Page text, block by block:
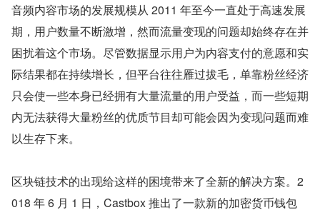
音频内容市场的发展规模从 2011 年至今一直处于高速发展
期，用户数量不断激增，然而流量变现的问题却始终存在并
困扰着这个市场。尽管数据显示用户为内容支付的意愿和实
际结果都在持续增长，但平台往往雁过拔毛，单靠粉丝经济
只会使一些本身已经拥有大量流量的用户受益，而一些短期
内无法获得大量粉丝的优质节目却可能会因为变现问题而难
以生存下来。
区块链技术的出现给这样的困境带来了全新的解决方案。2
018 年 6 月 1 日，Castbox 推出了一款新的加密货币钱包